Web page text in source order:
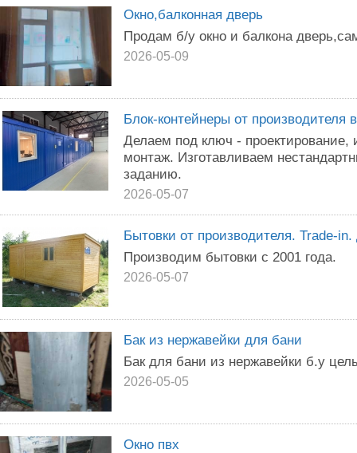
Окно,балконная дверь
Продам б/у окно и балкона
2026-05-09
Блок-контейнеры от
Делаем под ключ - проектирование,
монтаж. Изготавливаем
заданию.
2026-05-07
Бытовки от производителя. Trade-
Производим бытовки с 2001 года.
2026-05-07
Бак из нержавейки для бани
Бак для бани из нержавейки б.у
2026-05-05
Окно пвх